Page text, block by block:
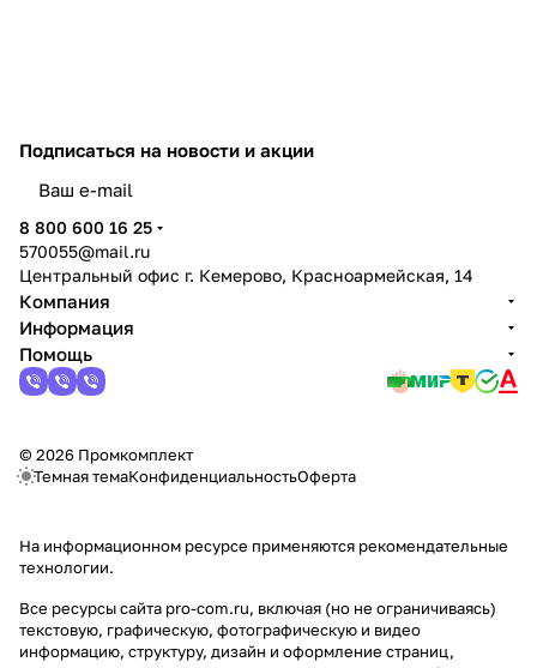
Подписаться на новости и акции
8 800 600 16 25
570055@mail.ru
Центральный офис г. Кемерово, Красноармейская, 14
Компания
Информация
Помощь
© 2026 Промкомплект
Темная темаКонфиденциальностьОферта
На информационном ресурсе применяются рекомендательные
технологии.
Все ресурсы сайта pro-com.ru, включая (но не ограничиваясь)
текстовую, графическую, фотографическую и видео
информацию, структуру, дизайн и оформление страниц,